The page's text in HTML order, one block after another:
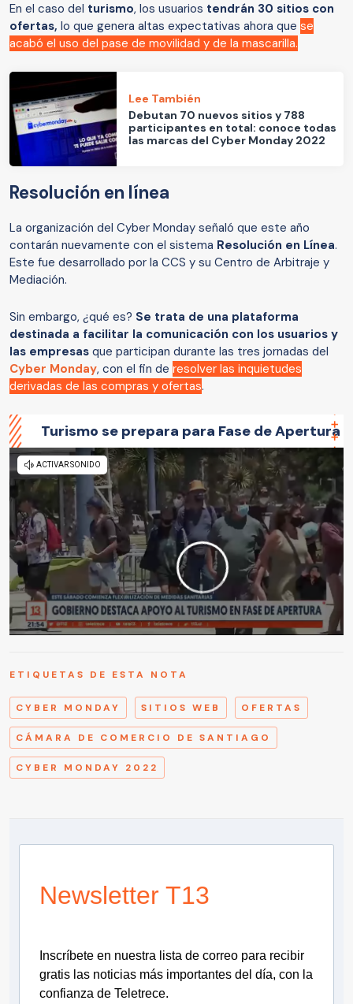
En el caso del turismo, los usuarios tendrán 30 sitios con
ofertas, lo que genera altas expectativas ahora que se
acabó el uso del pase de movilidad y de la mascarilla.
Lee También
Debutan 70 nuevos sitios y 788
participantes en total: conoce todas
las marcas del Cyber Monday 2022
Resolución en línea
La organización del Cyber Monday señaló que este año
contarán nuevamente con el sistema Resolución en Línea.
Este fue desarrollado por la CCS y su Centro de Arbitraje y
Mediación.
Sin embargo, ¿qué es? Se trata de una plataforma
destinada a facilitar la comunicación con los usuarios y
las empresas que participan durante las tres jornadas del
Cyber Monday, con el fin de resolver las inquietudes
derivadas de las compras y ofertas.
Turismo se prepara para Fase de Apertura
ETIQUETAS DE ESTA NOTA
CYBER MONDAY SITIOS WEB OFERTAS
CÁMARA DE COMERCIO DE SANTIAGO
CYBER MONDAY 2022
Newsletter T13
Inscríbete en nuestra lista de correo para recibir
gratis las noticias más importantes del día, con la
confianza de Teletrece.